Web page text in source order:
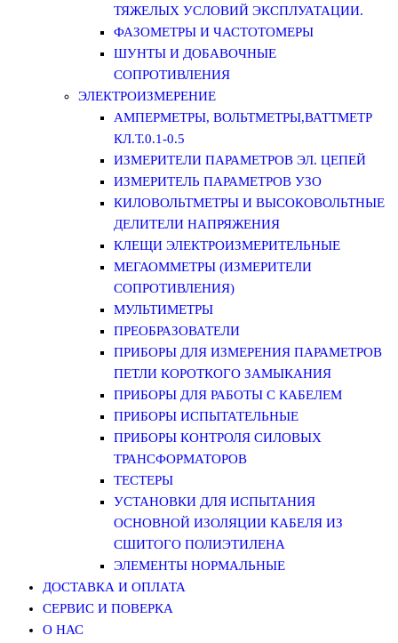
ТЯЖЕЛЫХ УСЛОВИЙ ЭКСПЛУАТАЦИИ.
ФАЗОМЕТРЫ И ЧАСТОТОМЕРЫ
ШУНТЫ И ДОБАВОЧНЫЕ
СОПРОТИВЛЕНИЯ
ЭЛЕКТРОИЗМЕРЕНИЕ
АМПЕРМЕТРЫ, ВОЛЬТМЕТРЫ,ВАТТМЕТР
КЛ.Т.0.1-0.5
ИЗМЕРИТЕЛИ ПАРАМЕТРОВ ЭЛ. ЦЕПЕЙ
ИЗМЕРИТЕЛЬ ПАРАМЕТРОВ УЗО
КИЛОВОЛЬТМЕТРЫ И ВЫСОКОВОЛЬТНЫЕ
ДЕЛИТЕЛИ НАПРЯЖЕНИЯ
КЛЕЩИ ЭЛЕКТРОИЗМЕРИТЕЛЬНЫЕ
МЕГАОММЕТРЫ (ИЗМЕРИТЕЛИ
СОПРОТИВЛЕНИЯ)
МУЛЬТИМЕТРЫ
ПРЕОБРАЗОВАТЕЛИ
ПРИБОРЫ ДЛЯ ИЗМЕРЕНИЯ ПАРАМЕТРОВ
ПЕТЛИ КОРОТКОГО ЗАМЫКАНИЯ
ПРИБОРЫ ДЛЯ РАБОТЫ С КАБЕЛЕМ
ПРИБОРЫ ИСПЫТАТЕЛЬНЫЕ
ПРИБОРЫ КОНТРОЛЯ СИЛОВЫХ
ТРАНСФОРМАТОРОВ
ТЕСТЕРЫ
УСТАНОВКИ ДЛЯ ИСПЫТАНИЯ
ОСНОВНОЙ ИЗОЛЯЦИИ КАБЕЛЯ ИЗ
СШИТОГО ПОЛИЭТИЛЕНА
ЭЛЕМЕНТЫ НОРМАЛЬНЫЕ
ДОСТАВКА И ОПЛАТА
СЕРВИС И ПОВЕРКА
О НАС